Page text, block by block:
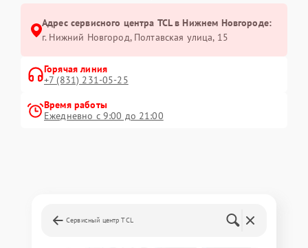
Адрес сервисного центра TCL в Нижнем Новгороде:
г. Нижний Новгород, Полтавская улица, 15
Горячая линия
+7 (831) 231-05-25
Время работы
Ежедневно с 9:00 до 21:00
Сервисный центр TCL